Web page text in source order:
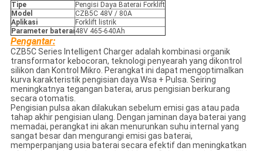
Tipe
Pengisi Daya Baterai Forklift
Model
CZB5C 48V / 80A
Aplikasi
Forklift listrik
Parameter baterai48V 465-640Ah
Pengantar:
CZB5C Series Intelligent Charger adalah kombinasi organik
transformator kebocoran, teknologi penyearah yang dikontrol
silikon dan Kontrol Mikro. Perangkat ini dapat mengoptimalkan
kurva karakteristik pengisian daya Wsa + Pulsa. Seiring
meningkatnya tegangan baterai, arus pengisian berkurang
secara otomatis.
Pengisian pulsa akan dilakukan sebelum emisi gas atau pada
tahap akhir pengisian ulang. Dengan jaminan daya baterai yang
memadai, perangkat ini akan menurunkan suhu internal yang
sangat besar dan mengurangi emisi gas baterai,
memperpanjang usia baterai secara efektif dan meningkatkan